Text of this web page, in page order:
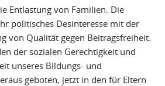
Entlastung von Familien. Die
politisches Desinteresse mit der
von Qualität gegen Beitragsfreiheit.
der sozialen Gerechtigkeit und
unseres Bildungs- und
geboten, jetzt in den für Eltern